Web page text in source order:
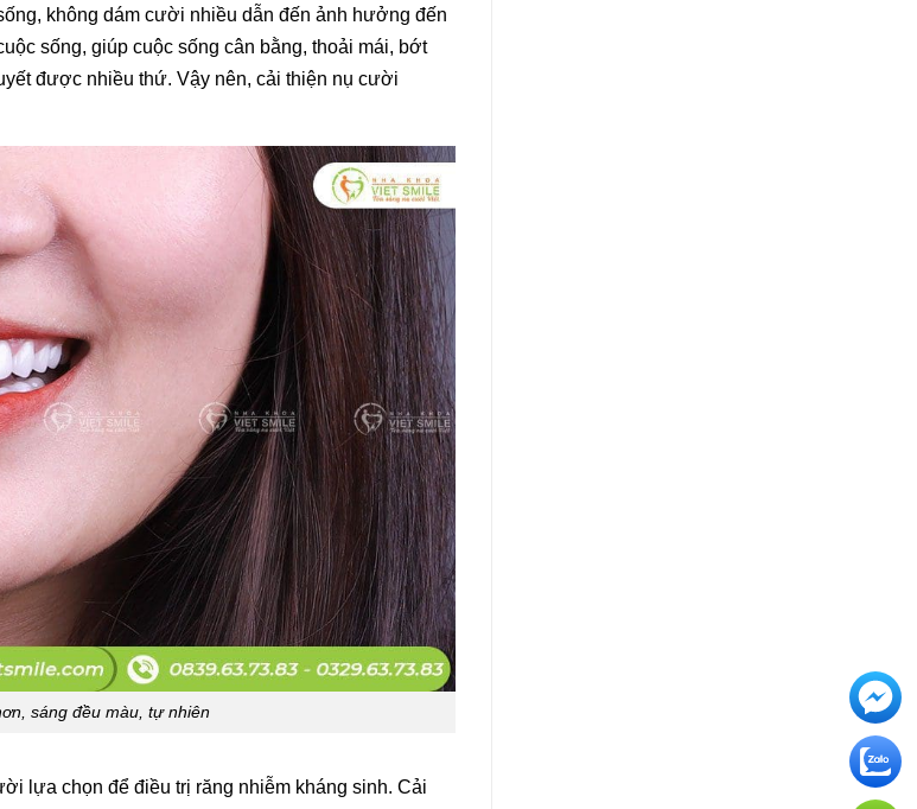
không dám cười nhiều dẫn đến ảnh hưởng đến
sống, giúp cuộc sống cân bằng, thoải mái, bớt
được nhiều thứ. Vậy nên, cải thiện nụ cười
sáng đều màu, tự nhiên
lựa chọn để điều trị răng nhiễm kháng sinh. Cải